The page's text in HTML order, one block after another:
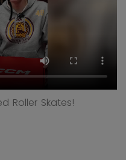
Roller Skates!